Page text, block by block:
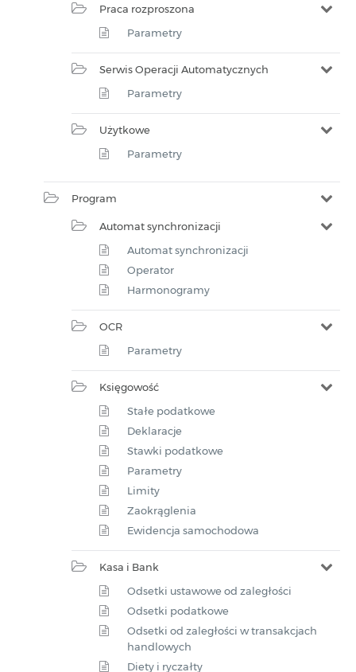
Praca rozproszona
Parametry
Serwis Operacji Automatycznych
Parametry
Użytkowe
Parametry
Program
Automat synchronizacji
Automat synchronizacji
Operator
Harmonogramy
OCR
Parametry
Księgowość
Stałe podatkowe
Deklaracje
Stawki podatkowe
Parametry
Limity
Zaokrąglenia
Ewidencja samochodowa
Kasa i Bank
Odsetki ustawowe od zaległości
Odsetki podatkowe
Odsetki od zaległości w transakcjach
handlowych
Diety i ryczałty